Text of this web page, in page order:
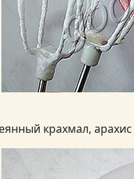
крахмал,